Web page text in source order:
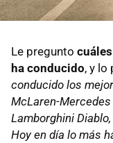
Le pregunto
ha conducido, y lo
conducido los
McLaren-Mercedes
Lamborghini
Hoy en día lo más